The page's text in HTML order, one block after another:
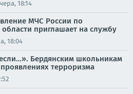
18:14
МЧС России по
приглашает на службу
18:04
Бердянским школьникам
терроризма